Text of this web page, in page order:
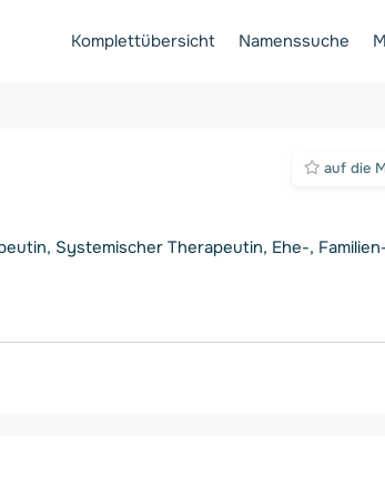
Komplettübersicht Namenssuche
auf die
Systemischer Therapeutin, Ehe-,